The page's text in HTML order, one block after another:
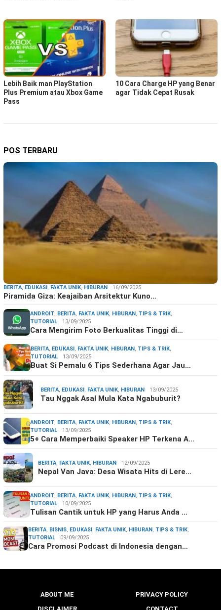
Lebih Baik man PlayStation
Plus Premium atau Xbox Game
Pass
10 Cara Charge HP yang Benar
agar Tidak Cepat Rusak
POS TERBARU
BERITA, EDUKASI, FAKTA UNIK, HIBURAN 16/09/2025
Piramida Giza: Keajaiban Arsitektur Kuno…
ANDROIT, BERITA, FAKTA UNIK, HIBURAN, TIPS & TRIK,
TUTORIAL
13/09/2025
Cara Mengirim Foto Berkualitas Tinggi di…
BERITA, EDUKASI, FAKTA UNIK, HIBURAN, TIPS & TRIK,
TUTORIAL
13/09/2025
Buat Si Pemalu 6 Tips Sederhana Agar Jau…
BERITA, EDUKASI, FAKTA UNIK, HIBURAN 13/09/2025
Tau Nggak Asal Mula Kata Ngabuburit?
ANDROIT, BERITA, FAKTA UNIK, HIBURAN, TIPS & TRIK,
TUTORIAL
13/09/2025
5+ Cara Memperbaiki Speaker HP Terkena A…
BERITA, FAKTA UNIK, HIBURAN 12/09/2025
Nepal Van Java: Desa Wisata Hits di Lere…
ANDROIT, BERITA, FAKTA UNIK, HIBURAN, TIPS & TRIK,
TUTORIAL
10/09/2025
Tulisan Cantik untuk HP yang Harus Anda …
BERITA, BISNIS, EDUKASI, FAKTA UNIK, HIBURAN, TIPS & TRIK,
TUTORIAL
09/09/2025
Cara Promosi Podcast di Indonesia dengan…
ABOUT ME
PRIVACY POLICY